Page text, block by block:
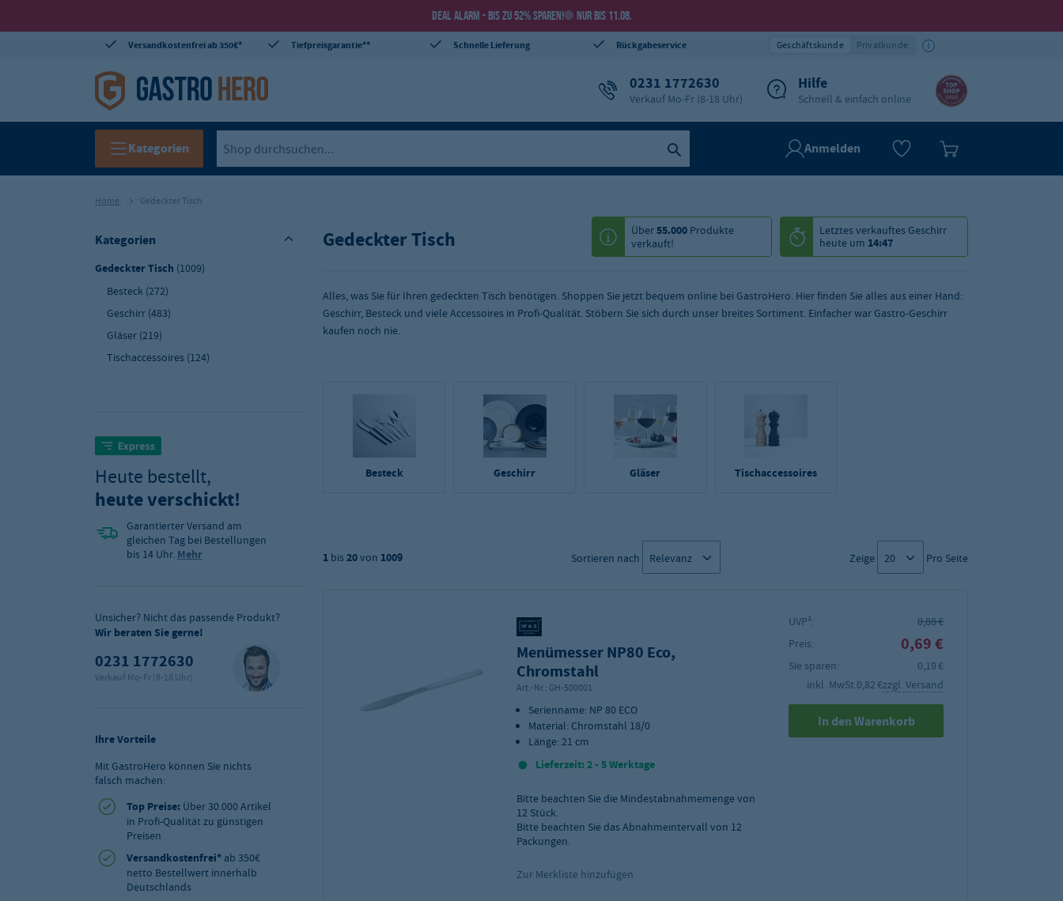
DEAL ALARM - BIS ZU 52% SPAREN! NUR BIS 11.08.
Versandkostenfrei ab 350€* Tiefpreisgarantie** Schnelle Lieferung Rückgabeservice Geschäftskunde Privatkunde
0231 1772630
Verkauf Mo-Fr (8-18 Uhr)
Hilfe
Schnell & einfach online
Kategorien Anmelden
Home Gedeckter Tisch
Kategorien
Gedeckter Tisch (1009)
Besteck (272)
Geschirr (483)
Gläser (219)
Tischaccessoires (124)
Heute bestellt,
heute verschickt!
Garantierter Versand am
gleichen Tag bei Bestellungen
bis 14 Uhr. Mehr
Unsicher? Nicht das passende Produkt?
Wir beraten Sie gerne!
0231 1772630
Verkauf Mo-Fr (8-18 Uhr)
Ihre Vorteile
Mit GastroHero können Sie nichts
falsch machen:
Top Preise: Über 30.000 Artikel
in Profi-Qualität zu günstigen
Preisen
Versandkostenfrei* ab 350€
netto Bestellwert innerhalb
Deutschlands
Gedeckter Tisch Über55.000Produkte
verkauft!
Letztes verkauftes Geschirr
heute um 14:47
Alles, was Sie für Ihren gedeckten Tisch benötigen. Shoppen Sie jetzt bequem online bei GastroHero. Hier finden Sie alles aus einer Hand:
Geschirr, Besteck und viele Accessoires in Profi-Qualität. Stöbern Sie sich durch unser breites Sortiment. Einfacher war Gastro-Geschirr
kaufen noch nie.
Besteck Geschirr Gläser Tischaccessoires
1 bis20von 1009 Sortieren nach Zeige Pro Seite
Menümesser NP80 Eco,
Chromstahl
Art.-Nr.: GH-500001
Serienname: NP 80 ECO
Material: Chromstahl 18/0
Länge: 21 cm
Lieferzeit: 2 - 5 Werktage
Bitte beachten Sie die Mindestabnahmemenge von
12 Stück.
Bitte beachten Sie das Abnahmeintervall von 12
Packungen.
Zur Merkliste hinzufügen
UVP²:
0,88 €
Preis:
0,69 €
Sie sparen:
0,19 €
inkl. MwSt.0,82 €zzgl. Versand
In den Warenkorb